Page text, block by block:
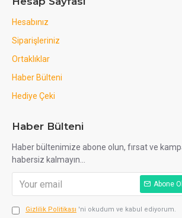
Hesabınız
Siparişleriniz
Ortaklıklar
Haber Bülteni
Hediye Çeki
Haber Bülteni
Haber bültenimize abone olun, fırsat ve
habersiz kalmayın...
Abone Ol
Gizlilik Politikası 'ni okudum ve kabul ediyorum.